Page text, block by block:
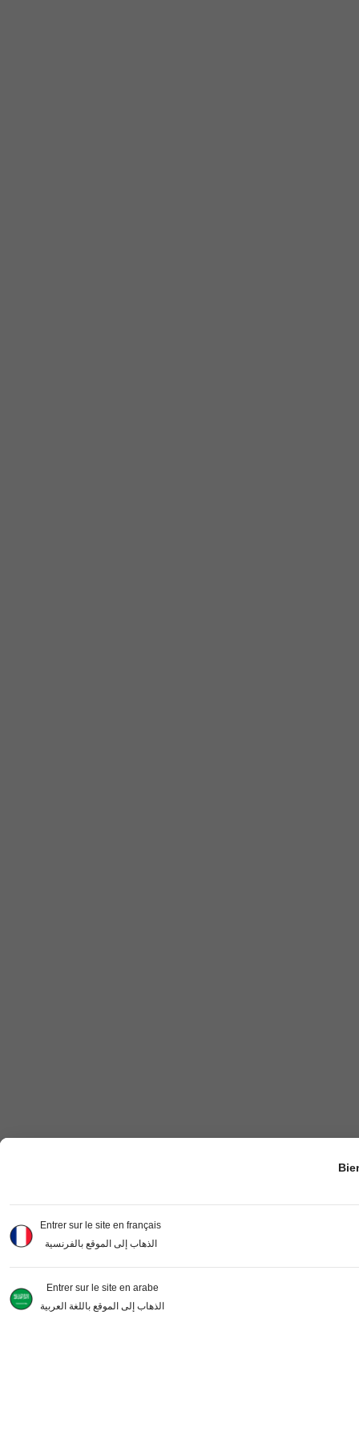
Entrer sur le site en français
الذهاب إلى الموقع بالفرنسية
Entrer sur le site en arabe
الذهاب إلى الموقع باللغة العربية